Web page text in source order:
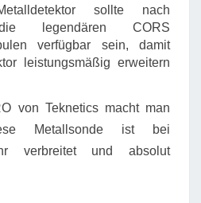
sollte nach
legendären CORS
verfügbar sein, damit
leistungsmäßig erweitern
von Teknetics macht man
Metallsonde ist bei
verbreitet und absolut